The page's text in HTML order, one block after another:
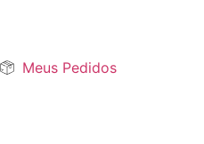
Meus Pedidos